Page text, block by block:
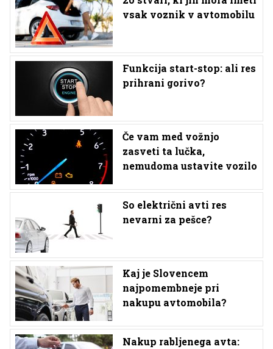
vsak voznik v avtomobilu
Funkcija start-stop: ali res
prihrani gorivo?
Če vam med vožnjo
zasveti ta lučka,
nemudoma ustavite vozilo
So električni avti res
nevarni za pešce?
Kaj je Slovencem
najpomembneje pri
nakupu avtomobila?
Nakup rabljenega avta: